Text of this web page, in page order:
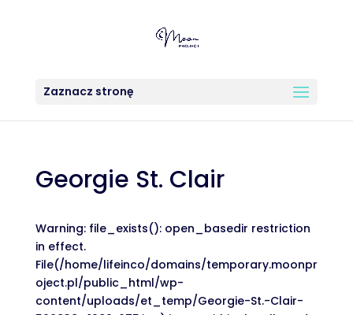
Zaznacz stronę
Georgie St. Clair
Warning: file_exists(): open_basedir restriction
in effect.
File(/home/lifeinco/domains/temporary.moonpr
oject.pl/public_html/wp-
content/uploads/et_temp/Georgie-St.-Clair-